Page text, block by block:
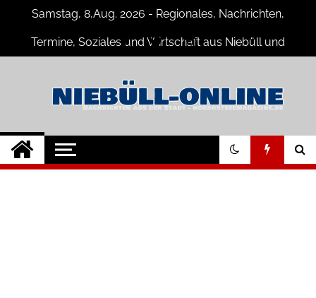
content
Samstag, 8,Aug. 2026 - Regionales, Nachrichten,
Termine, Soziales und Wirtschaft aus Niebüll und
Niebüll-Online
Neuigkeiten und Nachrichten aus
Niebüll und Umgebung